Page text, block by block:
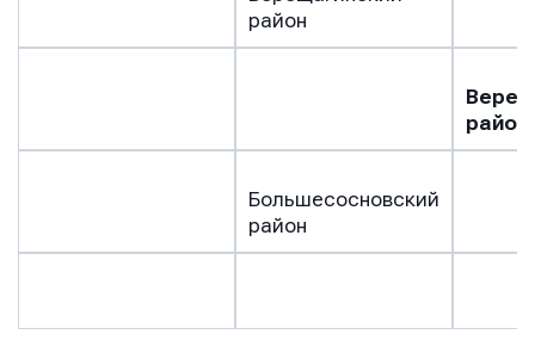
район
район
Большесосновский
район